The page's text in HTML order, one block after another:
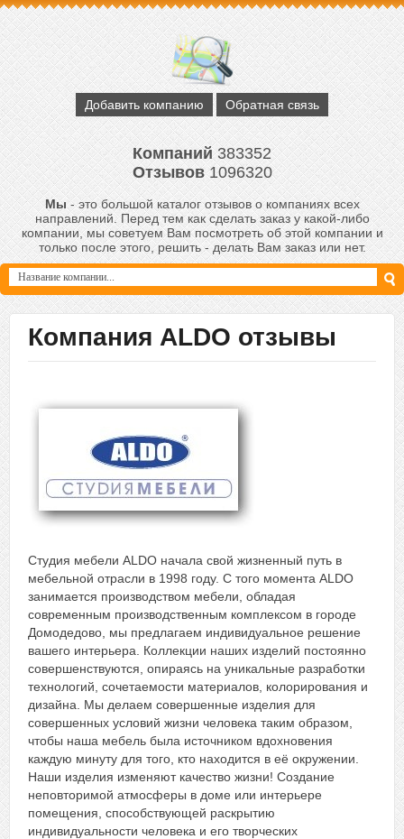
Добавить компанию Обратная связь
Компаний383352
Отзывов1096320
Мы- это большой каталог отзывов о компаниях всех
направлений. Перед тем как сделать заказ у какой-либо
компании, мы советуем Вам посмотреть об этой компании и
только после этого, решить - делать Вам заказ или нет.
Компания ALDO отзывы
Студия мебели ALDO начала свой жизненный путь в
мебельной отрасли в 1998 году. С того момента ALDO
занимается производством мебели, обладая
современным производственным комплексом в городе
Домодедово, мы предлагаем индивидуальное решение
вашего интерьера. Коллекции наших изделий постоянно
совершенствуются, опираясь на уникальные разработки
технологий, сочетаемости материалов, колорирования и
дизайна. Мы делаем совершенные изделия для
совершенных условий жизни человека таким образом,
чтобы наша мебель была источником вдохновения
каждую минуту для того, кто находится в её окружении.
Наши изделия изменяют качество жизни! Создание
неповторимой атмосферы в доме или интерьере
помещения, способствующей раскрытию
индивидуальности человека и его творческих